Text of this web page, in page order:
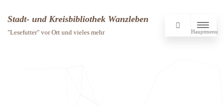
Stadt- und Kreisbibliothek Wanzleben
"Lesefutter" vor Ort und vieles mehr Hauptmenu